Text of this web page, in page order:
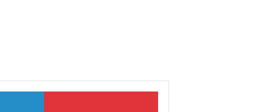
Linkedin Pinterest